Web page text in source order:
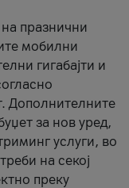
празнични
мобилни
гигабајти и
Дополнителните
за нов уред,
услуги, во
на секој
преку